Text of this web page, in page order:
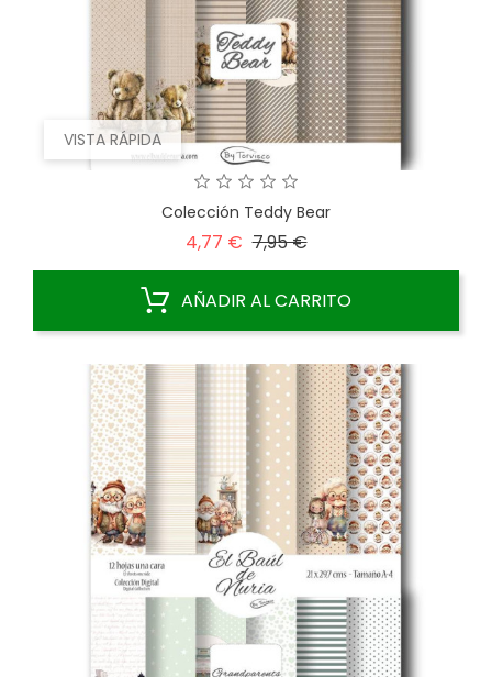
VISTA RÁPIDA
Colección Teddy Bear
4,77 € Precio
7,95 €Precio
AÑADIR AL CARRITO